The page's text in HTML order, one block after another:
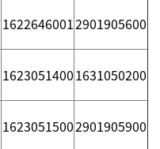
16226460012901905600
16230514001631050200
16230515002901905900